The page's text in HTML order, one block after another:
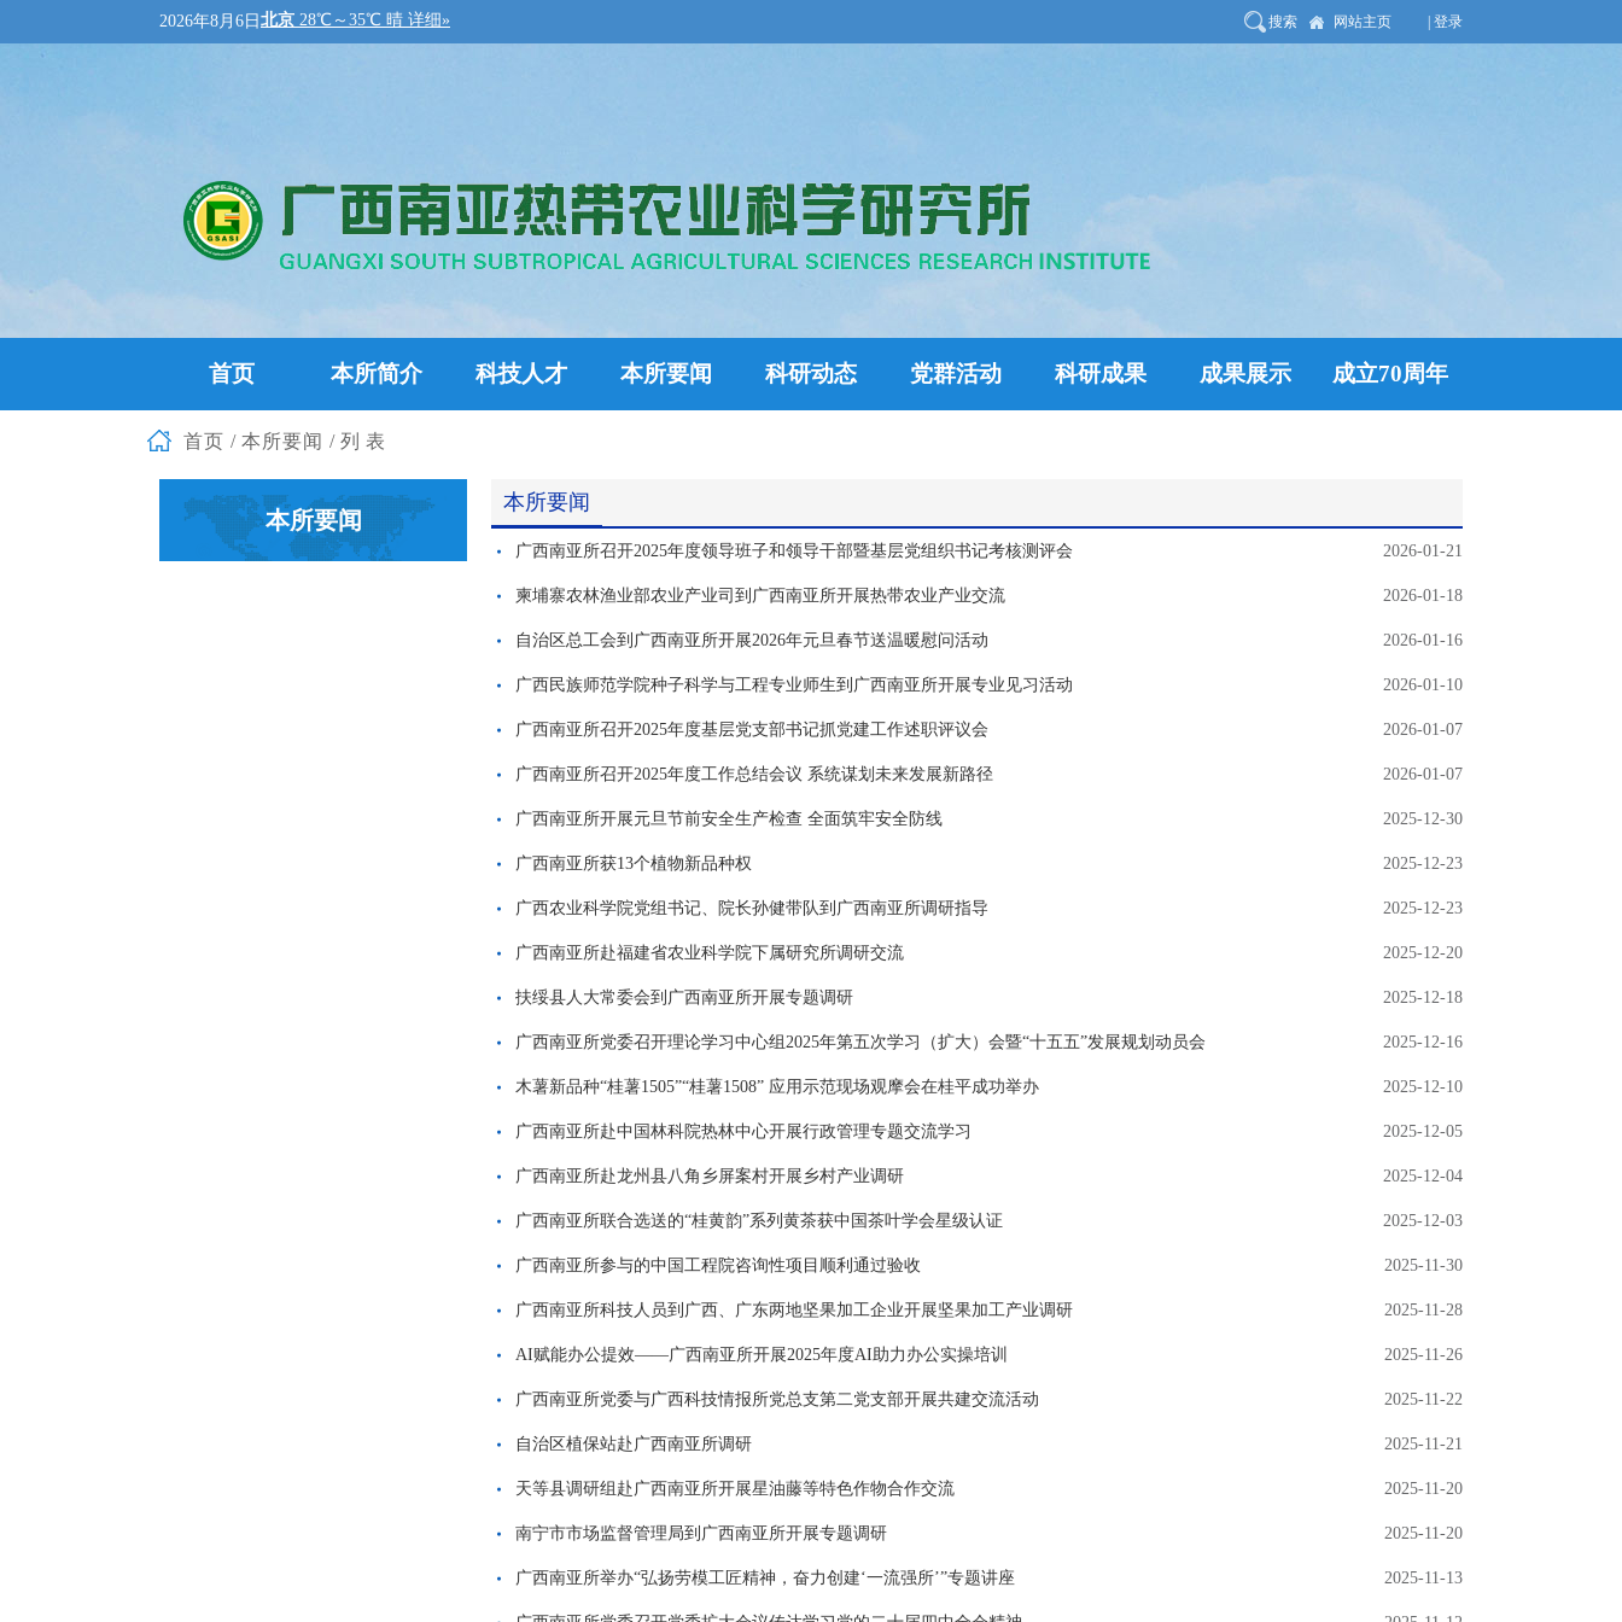
2026年8月6日 搜索 网站主页 | 登录
首页 本所简介 科技人才 本所要闻 科研动态 党群活动 科研成果 成果展示 成立70周年
首页 / 本所要闻 /列表
本所要闻
本所要闻
2026-01-21
广西南亚所召开2025年度领导班子和领导干部暨基层党组织书记考核测评会
2026-01-18
柬埔寨农林渔业部农业产业司到广西南亚所开展热带农业产业交流
2026-01-16
自治区总工会到广西南亚所开展2026年元旦春节送温暖慰问活动
2026-01-10
广西民族师范学院种子科学与工程专业师生到广西南亚所开展专业见习活动
2026-01-07
广西南亚所召开2025年度基层党支部书记抓党建工作述职评议会
2026-01-07
广西南亚所召开2025年度工作总结会议 系统谋划未来发展新路径
2025-12-30
广西南亚所开展元旦节前安全生产检查 全面筑牢安全防线
2025-12-23
广西南亚所获13个植物新品种权
2025-12-23
广西农业科学院党组书记、院长孙健带队到广西南亚所调研指导
2025-12-20
广西南亚所赴福建省农业科学院下属研究所调研交流
2025-12-18
扶绥县人大常委会到广西南亚所开展专题调研
2025-12-16
广西南亚所党委召开理论学习中心组2025年第五次学习（扩大）会暨“十五五”发展规划动员会
2025-12-10
木薯新品种“桂薯1505”“桂薯1508” 应用示范现场观摩会在桂平成功举办
2025-12-05
广西南亚所赴中国林科院热林中心开展行政管理专题交流学习
2025-12-04
广西南亚所赴龙州县八角乡屏案村开展乡村产业调研
2025-12-03
广西南亚所联合选送的“桂黄韵”系列黄茶获中国茶叶学会星级认证
2025-11-30
广西南亚所参与的中国工程院咨询性项目顺利通过验收
2025-11-28
广西南亚所科技人员到广西、广东两地坚果加工企业开展坚果加工产业调研
2025-11-26
AI赋能办公提效——广西南亚所开展2025年度AI助力办公实操培训
2025-11-22
广西南亚所党委与广西科技情报所党总支第二党支部开展共建交流活动
2025-11-21
自治区植保站赴广西南亚所调研
2025-11-20
天等县调研组赴广西南亚所开展星油藤等特色作物合作交流
2025-11-20
南宁市市场监督管理局到广西南亚所开展专题调研
2025-11-13
广西南亚所举办“弘扬劳模工匠精神，奋力创建‘一流强所’”专题讲座